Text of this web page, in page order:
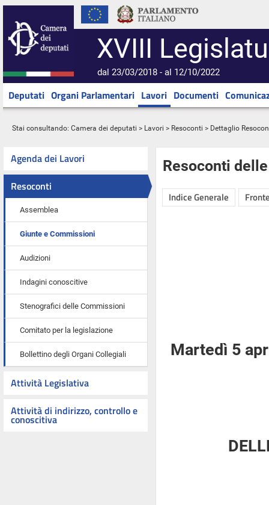
XVIII
dal 23/03/2018 - al 12/10/2022
Deputati Organi Parlamentari Lavori Documenti
Stai consultando: Camera dei deputati > Lavori > Resoconti > Dettaglio
Agenda dei Lavori
Resoconti
Assemblea
Giunte e Commissioni
Audizioni
Indagini conoscitive
Stenografici delle Commissioni
Comitato per la legislazione
Bollettino degli Organi Collegiali
Attività Legislativa
Attività di indirizzo, controllo e
conoscitiva
Resoconti
Indice Generale
Martedì 5